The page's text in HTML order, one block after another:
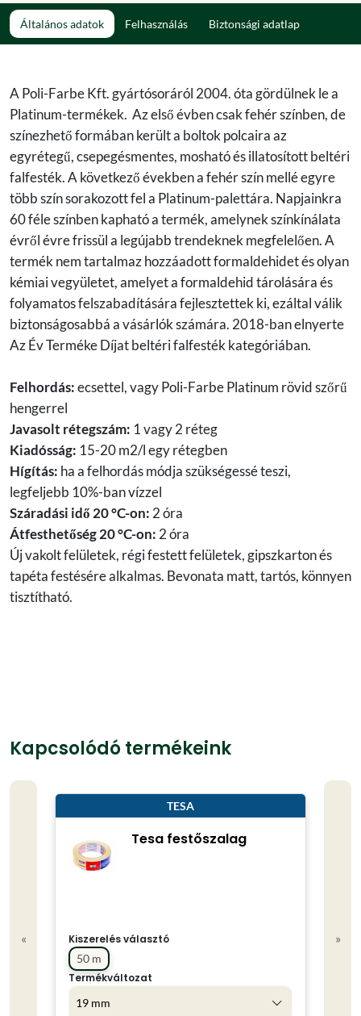
Általános adatok Felhasználás Biztonsági adatlap
A Poli-Farbe Kft. gyártósoráról 2004. óta gördülnek le a
Platinum-termékek. Az első évben csak fehér színben, de
színezhető formában került a boltok polcaira az
egyrétegű, csepegésmentes, mosható és illatosított beltéri
falfesték. A következő években a fehér szín mellé egyre
több szín sorakozott fel a Platinum-palettára. Napjainkra
60 féle színben kapható a termék, amelynek színkínálata
évről évre frissül a legújabb trendeknek megfelelően. A
termék nem tartalmaz hozzáadott formaldehidet és olyan
kémiai vegyületet, amelyet a formaldehid tárolására és
folyamatos felszabadítására fejlesztettek ki, ezáltal válik
biztonságosabbá a vásárlók számára. 2018-ban elnyerte
Az Év Terméke Díjat beltéri falfesték kategóriában.
Felhordás:ecsettel, vagy Poli-Farbe Platinum rövid szőrű
hengerrel
Javasolt rétegszám: 1 vagy 2 réteg
Kiadósság: 15-20 m2/l egy rétegben
Hígítás: ha a felhordás módja szükségessé teszi,
legfeljebb 10%-ban vízzel
Száradási idő 20 °C-on: 2 óra
Átfesthetőség 20 °C-on: 2 óra
Új vakolt felületek, régi festett felületek, gipszkarton és
tapéta festésére alkalmas. Bevonata matt, tartós, könnyen
tisztítható.
Kapcsolódó termékeink
«
TESA
Tesa festőszalag
Kiszerelés választó
50 m
Termékváltozat
19 mm
»